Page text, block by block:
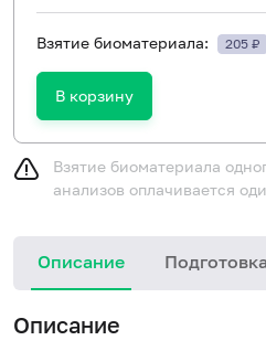
Взятие биоматериала: 205 ₽
В корзину
Взятие биоматериала
анализов оплачивается
Описание
Описание